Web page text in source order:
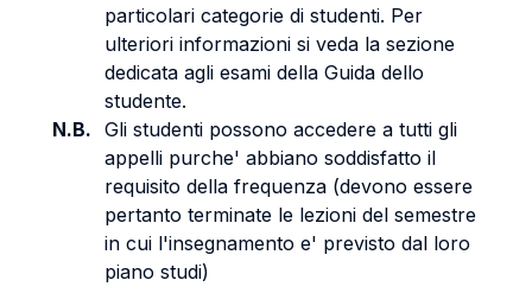
particolari categorie di studenti. Per
ulteriori informazioni si veda la sezione
dedicata agli esami della Guida dello
studente.
N.B. Gli studenti possono accedere a tutti gli
appelli purche' abbiano soddisfatto il
requisito della frequenza (devono essere
pertanto terminate le lezioni del semestre
in cui l'insegnamento e' previsto dal loro
piano studi)